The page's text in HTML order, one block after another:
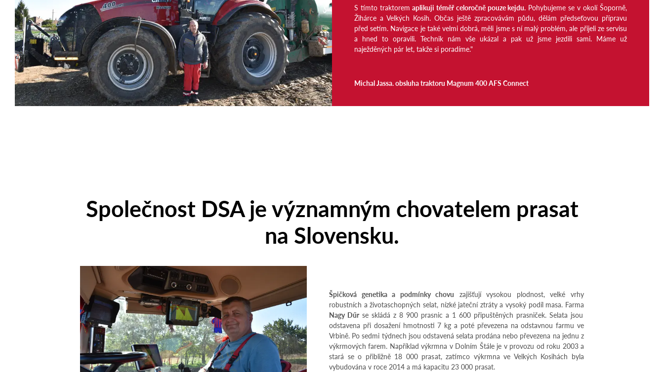
S tímto traktorem aplikuji téměř celoročně pouze kejdu. Pohybujeme se v okolí Šoporně,
Žihárce a Velkých Kosih. Občas ještě zpracovávám půdu, dělám předseťovou přípravu
před setím. Navigace je také velmi dobrá, měli jsme s ní malý problém, ale přijeli ze servisu
a hned to opravili. Technik nám vše ukázal a pak už jsme jezdili sami. Máme už
naježděných pár let, takže si poradíme."
Michal Jassa. obsluha traktoru Magnum 400 AFS Connect
Společnost DSA je významným chovatelem prasat
na Slovensku.
Špičková genetika a podmínky chovu zajišťují vysokou plodnost, velké vrhy
robustních a životaschopných selat, nízké jateční ztráty a vysoký podíl masa. Farma
Nagy Dűr se skládá z 8 900 prasnic a 1 600 připuštěných prasniček. Selata jsou
odstavena při dosažení hmotnosti 7 kg a poté převezena na odstavnou farmu ve
Vrbině. Po sedmi týdnech jsou odstavená selata prodána nebo převezena na jednu z
výkrmových farem. Například výkrmna v Dolním Štále je v provozu od roku 2003 a
stará se o přibližně 18 000 prasat, zatímco výkrmna ve Velkých Kosihách byla
vybudována v roce 2014 a má kapacitu 23 000 prasat.